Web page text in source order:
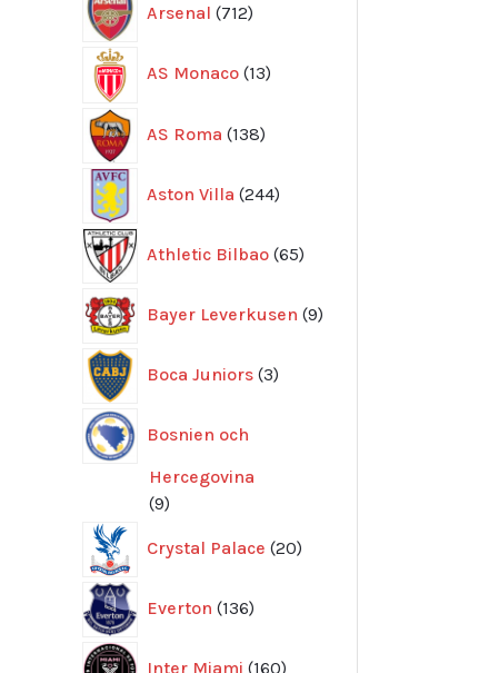
Arsenal 712
produkter
AS Monaco 13
produkter
AS Roma 138
produkter
Aston Villa 244
produkter
Athletic Bilbao 65
produkter
Bayer Leverkusen 9
produkter
Boca Juniors 3
produkter
Bosnien och
Hercegovina
99
Crystal Palace 20
produkter
Everton 136
produkter
Inter Miami 160